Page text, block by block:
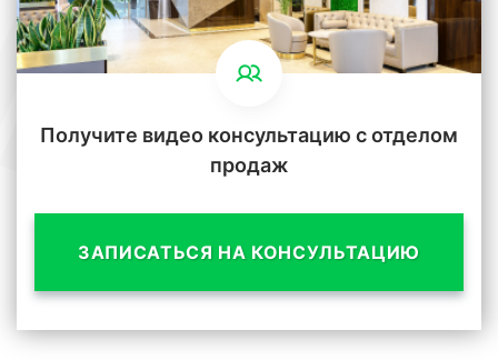
Получите видео консультацию с отделом
продаж
ЗАПИСАТЬСЯ НА КОНСУЛЬТАЦИЮ